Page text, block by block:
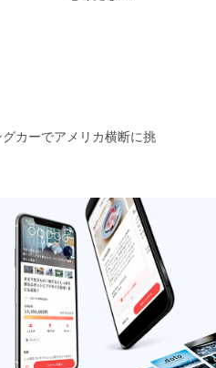
カーでアメリカ横断に挑